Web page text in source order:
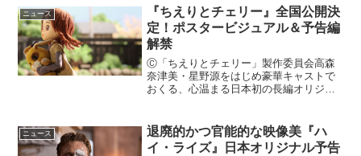
ビー♪昨年シングル「きゅるきゅる」でメ
ジャー...
ニュース
『ちえりとチェリー』全国公開決
定！ポスタービジュアル＆予告編
解禁
Ⓒ「ちえりとチェリー」製作委員会高森
奈津美・星野源をはじめ豪華キャストで
おくる、心温まる日本初の長編オリジナ
に全国公開が決定。ポスタービジュアル
と予告編が解禁となった。...
ニュース
退廃的かつ官能的な映像美『ハ
イ・ライズ』日本オリジナル予告